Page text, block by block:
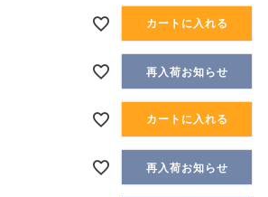
カートに入れる
再入荷お知らせ
カートに入れる
再入荷お知らせ